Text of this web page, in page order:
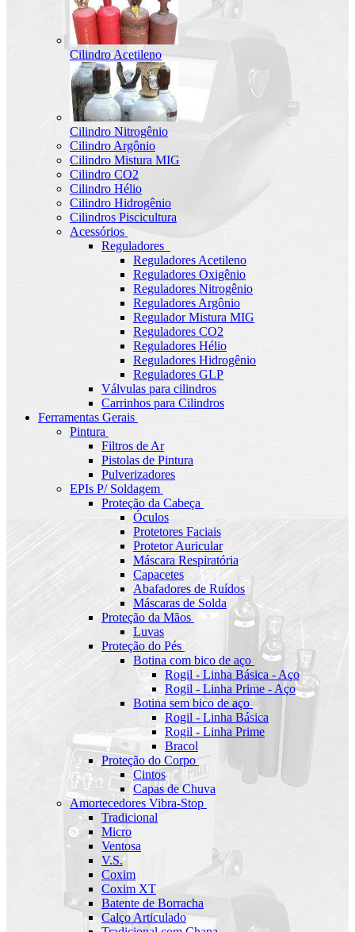
Cilindro Acetileno
Cilindro Nitrogênio
Cilindro Argônio
Cilindro Mistura MIG
Cilindro CO2
Cilindro Hélio
Cilindro Hidrogênio
Cilindros Piscicultura
Acessórios
Reguladores
Reguladores Acetileno
Reguladores Oxigênio
Reguladores Nitrogênio
Reguladores Argônio
Regulador Mistura MIG
Reguladores CO2
Reguladores Hélio
Reguladores Hidrogênio
Reguladores GLP
Válvulas para cilindros
Carrinhos para Cilindros
Ferramentas Gerais
Pintura
Filtros de Ar
Pistolas de Pintura
Pulverizadores
EPIs P/ Soldagem
Proteção da Cabeça
Óculos
Protetores Faciais
Protetor Auricular
Máscara Respiratória
Capacetes
Abafadores de Ruídos
Máscaras de Solda
Proteção da Mãos
Luvas
Proteção do Pés
Botina com bico de aço
Rogil - Linha Básica - Aço
Rogil - Linha Prime - Aço
Botina sem bico de aço
Rogil - Linha Básica
Rogil - Linha Prime
Bracol
Proteção do Corpo
Cintos
Capas de Chuva
Amortecedores Vibra-Stop
Tradicional
Micro
Ventosa
V.S.
Coxim
Coxim XT
Batente de Borracha
Calço Articulado